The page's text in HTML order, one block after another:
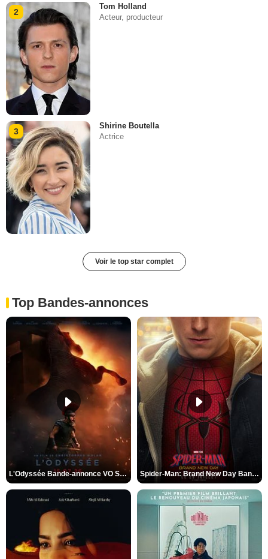
2
Tom Holland
Acteur, producteur
3
Shirine Boutella
Actrice
Voir le top star complet
Top Bandes-annonces
L'Odyssée Bande-annonce VO STFR Spider-Man: Brand New Day Bande-annonce VO STFR